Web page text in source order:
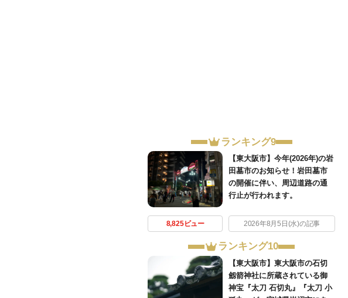
ランキング9
【東大阪市】今年(2026年)の岩
田墓市のお知らせ！岩田墓市
の開催に伴い、周辺道路の通
行止が行われます。
8,825ビュー 2026年8月5日(水)の記事
ランキング10
【東大阪市】東大阪市の石切
劔箭神社に所蔵されている御
神宝『太刀 石切丸』『太刀 小